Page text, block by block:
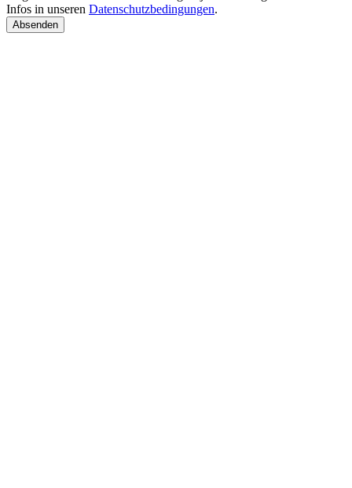
Infos in unseren Datenschutzbedingungen.
Absenden